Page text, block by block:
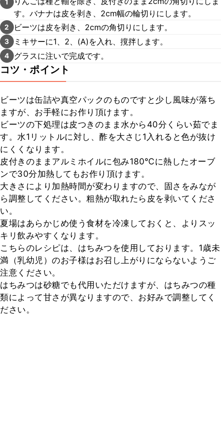
1
す。バナナは皮を剥き、2cm幅の輪切りにします。
2 ビーツは皮を剥き、2cmの角切りにします。
3 ミキサーに1、2、(A)を入れ、撹拌します。
4 グラスに注いで完成です。
コツ・ポイント
ビーツは缶詰や真空パックのものですと少し風味が落ち
ますが、お手軽にお作り頂けます。
ビーツの下処理は皮つきのまま水から40分くらい茹でま
す。水1リットルに対し、酢を大さじ1入れると色が抜け
にくくなります。
皮付きのままアルミホイルに包み180℃に熱したオーブ
ンで30分加熱してもお作り頂けます。
大きさにより加熱時間が変わりますので、固さをみなが
ら調整してください。粗熱が取れたら皮を剥いてくださ
い。
夏場はあらかじめ使う食材を冷凍しておくと、よりスッ
キリ飲みやすくなります。
こちらのレシピは、はちみつを使用しております。1歳未
満（乳幼児）のお子様はお召し上がりにならないようご
注意ください。
はちみつは砂糖でも代用いただけますが、はちみつの種
類によって甘さが異なりますので、お好みで調整してく
ださい。